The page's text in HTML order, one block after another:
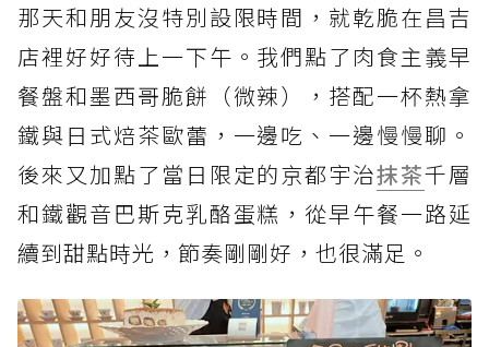
那天和朋友沒特別設限時間，就乾脆在昌吉
店裡好好待上一下午。我們點了肉食主義早
餐盤和墨西哥脆餅（微辣），搭配一杯熱拿
鐵與日式焙茶歐蕾，一邊吃、一邊慢慢聊。
後來又加點了當日限定的京都宇治抹茶千層
和鐵觀音巴斯克乳酪蛋糕，從早午餐一路延
續到甜點時光，節奏剛剛好，也很滿足。